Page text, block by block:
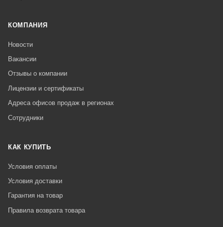
КОМПАНИЯ
Новости
Вакансии
Отзывы о компании
Лицензии и сертификаты
Адреса офисов продаж в регионах
Сотрудники
КАК КУПИТЬ
Условия оплаты
Условия доставки
Гарантия на товар
Правила возврата товара